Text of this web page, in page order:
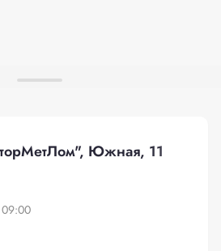
Южная, 11
09:00